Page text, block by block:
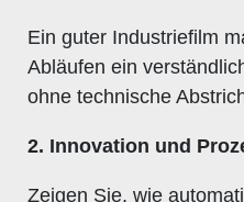
Ein guter Industriefilm
Abläufen ein
ohne technische
2. Innovation und
Zeigen Sie, wie